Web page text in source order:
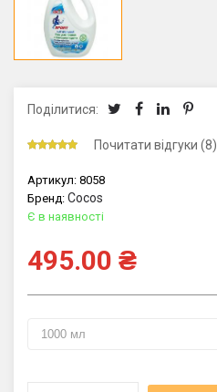
Поділитися:
Почитати відгуки (8)
Артикул: 8058
Бренд: Cocos
Є в наявності
495.00 ₴